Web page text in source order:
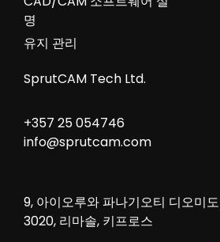
명
유지 관리
SprutCAM Tech Ltd.
+357 25 054746
info@sprutcam.com
9, 아이오루와 파나기오티 디오미
3020, 리마솔, 키프로스